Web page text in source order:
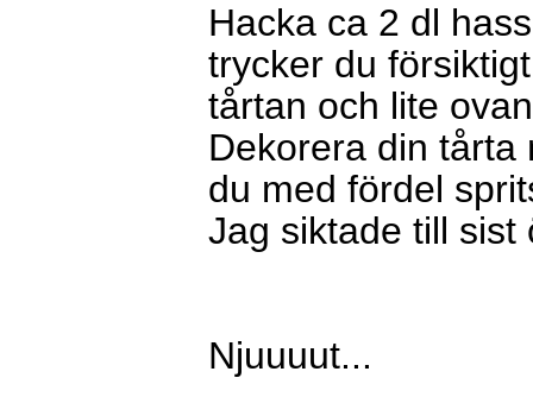
Hacka ca 2 dl
trycker du
tårtan och lite
Dekorera din tårta
du med fördel
Jag siktade till sist
Njuuuut...